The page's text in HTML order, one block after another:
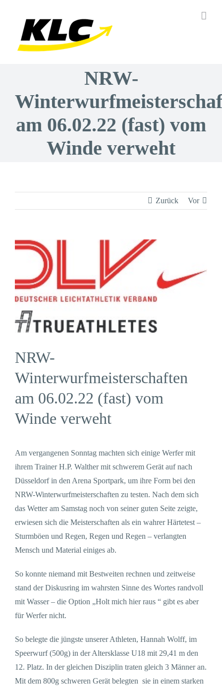
springen
NRW-
am 06.02.22 (fast) vom
Winde verweht
Zurück Vor
Zeige
grösseres
NRW-
Winterwurfmeisterschaften
am 06.02.22 (fast) vom
Winde verweht
Am vergangenen Sonntag machten sich einige Werfer mit
ihrem Trainer H.P. Walther mit schwerem Gerät auf nach
Düsseldorf in den Arena Sportpark, um ihre Form bei den
NRW-Winterwurfmeisterschaften zu testen. Nach dem sich
das Wetter am Samstag noch von seiner guten Seite zeigte,
erwiesen sich die Meisterschaften als ein wahrer Härtetest –
Sturmböen und Regen, Regen und Regen – verlangten
Mensch und Material einiges ab.
So konnte niemand mit Bestweiten rechnen und zeitweise
stand der Diskusring im wahrsten Sinne des Wortes randvoll
mit Wasser – die Option „Holt mich hier raus “ gibt es aber
für Werfer nicht.
So belegte die jüngste unserer Athleten, Hannah Wolff, im
Speerwurf (500g) in der Altersklasse U18 mit 29,41 m den
12. Platz. In der gleichen Disziplin traten gleich 3 Männer an.
Mit dem 800g schweren Gerät belegten sie in einem starken